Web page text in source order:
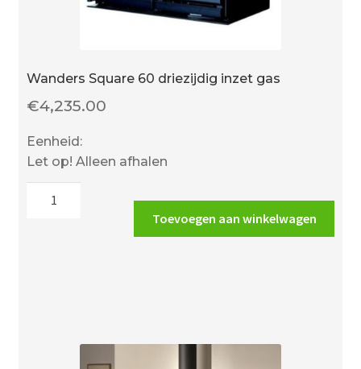
Wanders Square 60 driezijdig inzet gas
€4,235.00
Eenheid:
Let op! Alleen afhalen
Toevoegen aan winkelwagen